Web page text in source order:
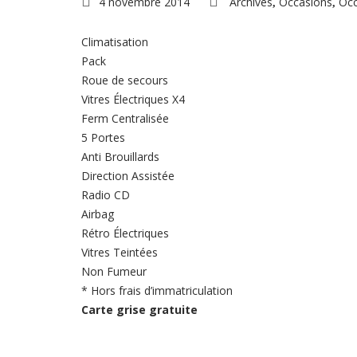
, ,
Climatisation
Pack
Roue de secours
Vitres Électriques X4
Ferm Centralisée
5 Portes
Anti Brouillards
Direction Assistée
Radio CD
Airbag
Rétro Électriques
Vitres Teintées
Non Fumeur
* Hors frais d’immatriculation
Carte grise gratuite